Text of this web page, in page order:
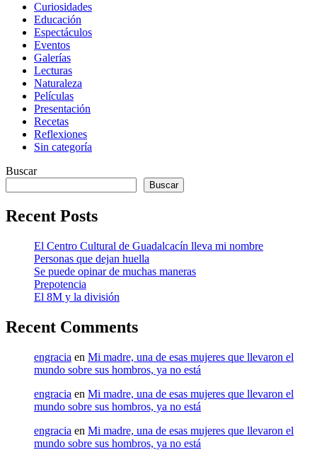
Curiosidades
Educación
Espectáculos
Eventos
Galerías
Lecturas
Naturaleza
Películas
Presentación
Recetas
Reflexiones
Sin categoría
Buscar
Buscar
Recent Posts
El Centro Cultural de Guadalcacín lleva mi nombre
Personas que dejan huella
Se puede opinar de muchas maneras
Prepotencia
El 8M y la división
Recent Comments
engracia en Mi madre, una de esas mujeres que llevaron el
mundo sobre sus hombros, ya no está
engracia en Mi madre, una de esas mujeres que llevaron el
mundo sobre sus hombros, ya no está
engracia en Mi madre, una de esas mujeres que llevaron el
mundo sobre sus hombros, ya no está